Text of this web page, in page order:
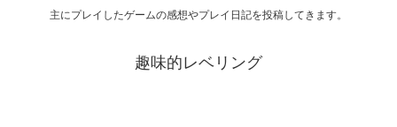
主にプレイしたゲームの感想やプレイ日記を投稿してきます。
趣味的レベリング